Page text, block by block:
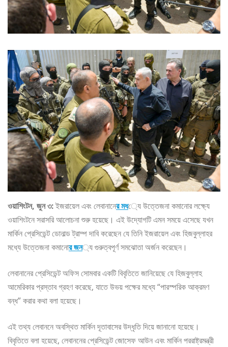
ওয়াশিংটন, জুন ৩:ইজরায়েল এবং লেবানানের মধ্যে উত্তেজনা কমানোর লক্ষ্যে
ওয়াশিংটনে সরাসরি আলোচনা শুরু হয়েছে। এই উদ্যোগটি এমন সময়ে এসেছে যখন
মার্কিন প্রেসিডেন্ট ডোনাল্ড ট্রাম্প দাবি করেছেন যে তিনি ইজরায়েল এবং হিজবুল্লাহর
মধ্যে উত্তেজনা কমানোর জন্য গুরুত্বপূর্ণ সমঝোতা অর্জন করেছেন।
লেবানানের প্রেসিডেন্ট অফিস সোমবার একটি বিবৃতিতে জানিয়েছে যে হিজবুল্লাহ
আমেরিকার প্রস্তাব গ্রহণ করেছে, যাতে উভয় পক্ষের মধ্যে “পারস্পরিক আক্রমণ
বন্ধ” করার কথা বলা হয়েছে।
এই তথ্য লেবাননে অবস্থিত মার্কিন দূতাবাসের উদ্ধৃতি দিয়ে জানানো হয়েছে।
বিবৃতিতে বলা হয়েছে, লেবাননের প্রেসিডেন্ট জোসেফ আউন এবং মার্কিন পররাষ্ট্রমন্ত্রী